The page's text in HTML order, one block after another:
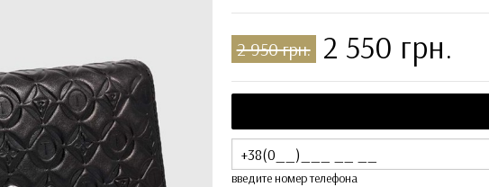
2 950 грн. 2 550 грн.
введите номер телефона